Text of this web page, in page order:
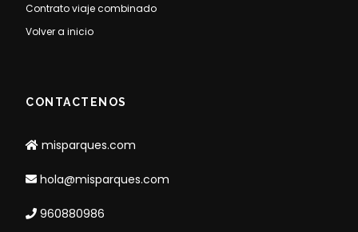
Contrato viaje combinado
Volver a inicio
CONTACTENOS
misparques.com
hola@misparques.com
960880986